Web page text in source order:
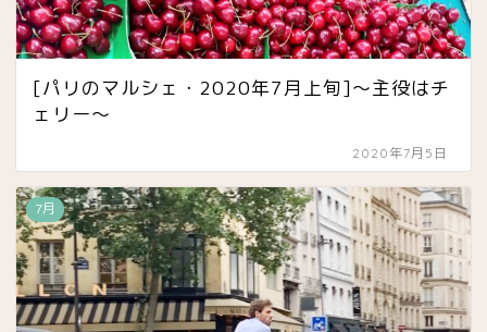
[パリのマルシェ・2020年7月上旬]〜主役はチ
ェリー〜
2020年7月5日
7月